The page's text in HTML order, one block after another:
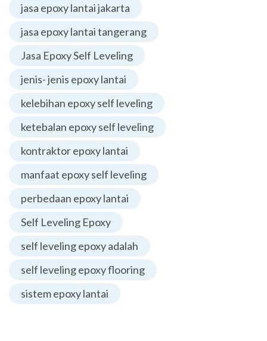
jasa epoxy lantai jakarta
jasa epoxy lantai tangerang
Jasa Epoxy Self Leveling
jenis- jenis epoxy lantai
kelebihan epoxy self leveling
ketebalan epoxy self leveling
kontraktor epoxy lantai
manfaat epoxy self leveling
perbedaan epoxy lantai
Self Leveling Epoxy
self leveling epoxy adalah
self leveling epoxy flooring
sistem epoxy lantai